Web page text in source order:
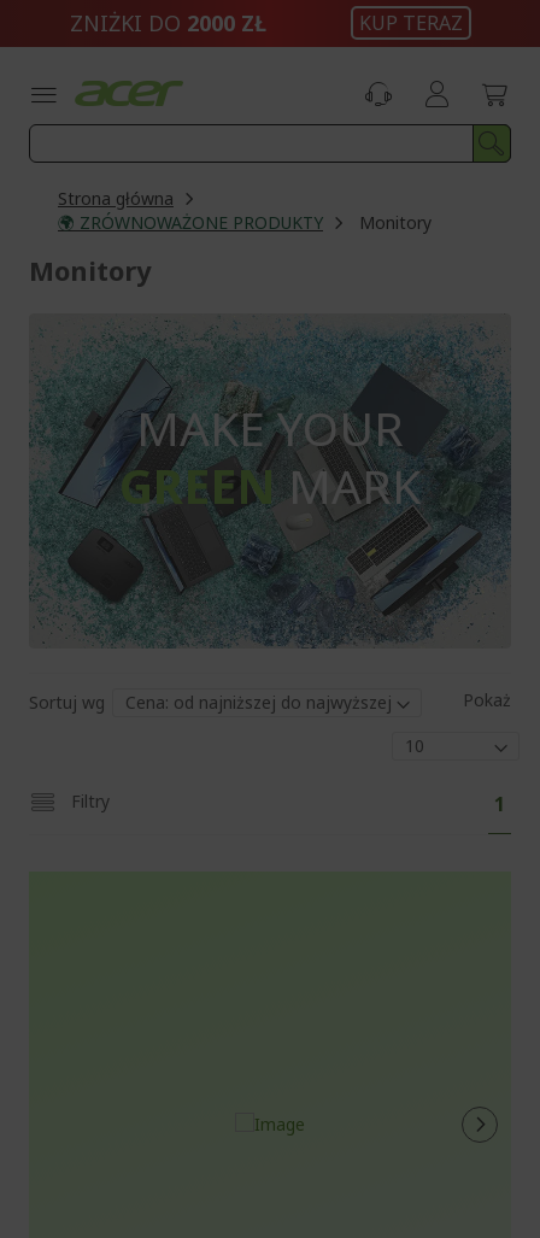
ZNIŻKI DO 2000 ZŁ KUP TERAZ
Strona główna
🌍 ZRÓWNOWAŻONE PRODUKTY
Monitory
Monitory
MAKE YOUR
GREENMARK
Sortuj wg Pokaż
Filtry 1